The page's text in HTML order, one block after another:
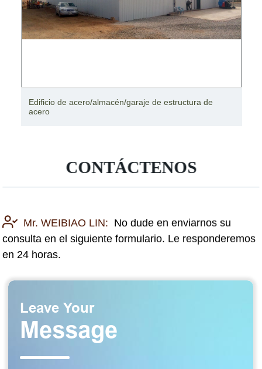
Edificio de acero para taller y estructura de acero de
almacén
CONTÁCTENOS
Mr. WEIBIAO LIN: No dude en enviarnos su
consulta en el siguiente formulario. Le responderemos
en 24 horas.